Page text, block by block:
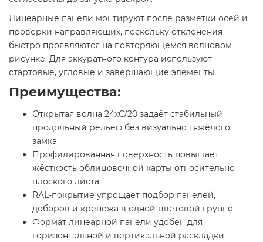
Линеарные панели монтируют после разметки осей и
проверки направляющих, поскольку отклонения
быстро проявляются на повторяющемся волновом
рисунке. Для аккуратного контура используют
стартовые, угловые и завершающие элементы.
Преимущества:
Открытая волна 24хС/20 задаёт стабильный
продольный рельеф без визуально тяжёлого
замка
Профилированная поверхность повышает
жёсткость облицовочной карты относительно
плоского листа
RAL-покрытие упрощает подбор панелей,
доборов и крепежа в одной цветовой группе
Формат линеарной панели удобен для
горизонтальной и вертикальной раскладки